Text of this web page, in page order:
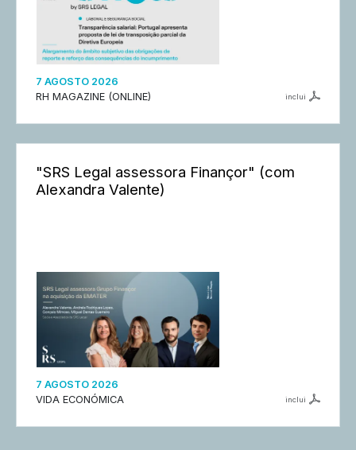
7 AGOSTO 2026
RH MAGAZINE (ONLINE)
inclui
"SRS Legal assessora Finançor" (com
Alexandra Valente)
7 AGOSTO 2026
VIDA ECONÓMICA
inclui